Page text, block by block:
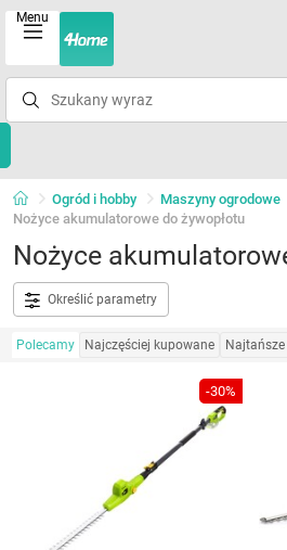
Menu
Ogród i hobby Maszyny ogrodowe
Nożyce akumulatorowe do żywopłotu
Nożyce
Określić parametry
Polecamy Najczęściej kupowane Najtańsze
-30%